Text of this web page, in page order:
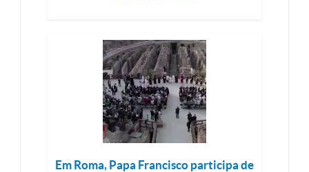
Em Roma, Papa Francisco participa de